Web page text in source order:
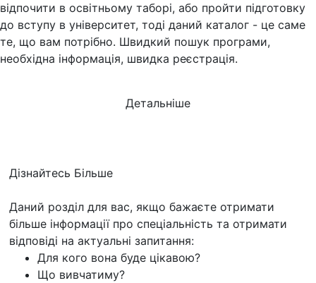
відпочити в освітньому таборі, або пройти підготовку
до вступу в університет, тоді даний каталог - це саме
те, що вам потрібно. Швидкий пошук програми,
необхідна інформація, швидка реєстрація.
Детальніше
Дізнайтесь Більше
Даний розділ для вас, якщо бажаєте отримати
більше інформації про спеціальність та отримати
відповіді на актуальні запитання:
Для кого вона буде цікавою?
Що вивчатиму?